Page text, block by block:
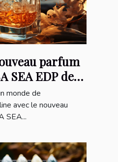
parfum
SEA EDP de
monde de
avec le nouveau
SEA...